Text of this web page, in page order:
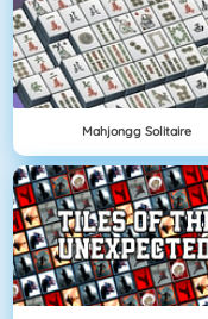
Mahjongg Solitaire